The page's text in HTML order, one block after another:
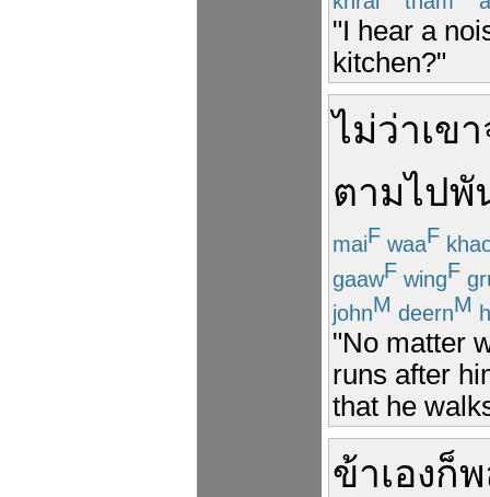
"I hear a
kitchen?"
ไม่ว่าเขา
ตามไปพั
maiF waaF
gaawF wingF
johnM deernM
"No matter
runs after
that he
ข้าเองก็